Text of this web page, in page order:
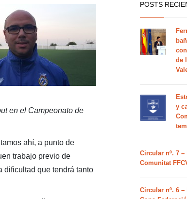
en el Campeonato de
ahí, a punto de
trabajo previo de
dificultad que tendrá tanto
POSTS
de
y
Circular nº. 7 –
Comunitat
Circular nº. 6